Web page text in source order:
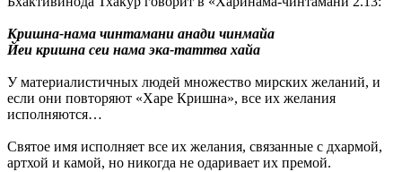
Кришна-нама чинтамани анади чинмайа
Йеи кришна сеи нама эка-таттва хайа
У материалистичных людей множество мирских желаний, и
если они повторяют «Харе Кришна», все их желания
исполняются…
Святое имя исполняет все их желания, связанные с дхармой,
артхой и камой, но никогда не одаривает их премой.